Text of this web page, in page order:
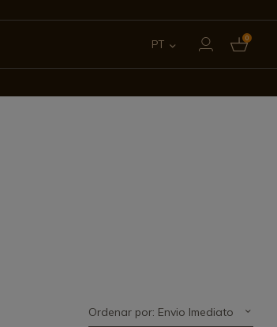
PT 0
Ordenar por: Envio Imediato